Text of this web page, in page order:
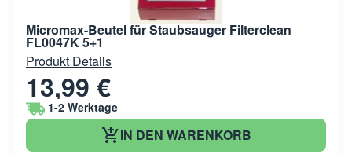
Micromax-Beutel für Staubsauger Filterclean
FL0047K 5+1
Produkt Details
13,99 €
1-2 Werktage
IN DEN WARENKORB